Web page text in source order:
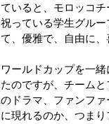
ていると、モロッコ
祝っている学生グル
て、優雅で、自由に
ワールドカップを一
たのですが、チーム
のドラマ、ファンフ
に現れるのか、つま